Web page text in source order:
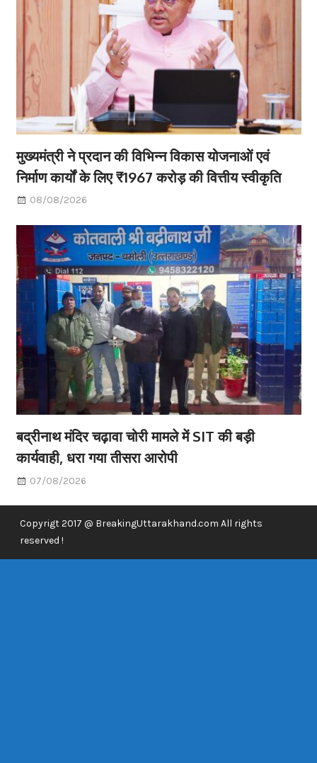
मुख्यमंत्री ने प्रदान की विभिन्न विकास योजनाओं एवं
निर्माण कार्यों के लिए ₹1967 करोड़ की वित्तीय स्वीकृति
08/08/2026
बद्रीनाथ मंदिर चढ़ावा चोरी मामले में SIT की बड़ी
कार्यवाही, धरा गया तीसरा आरोपी
07/08/2026
Copyrigt 2017 @ BreakingUttarakhand.com All rights
reserved !